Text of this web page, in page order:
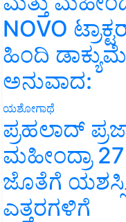
NOVO
ಹಿಂದಿ
ಅನುವಾದ:
ಯಶೋಗಾಥೆ
ಪ್ರಹಲಾದ್
ಮಹೀಂದ್ರಾ
ಜೊತೆಗೆ
ಎತ್ತರಗಳಿಗೆ